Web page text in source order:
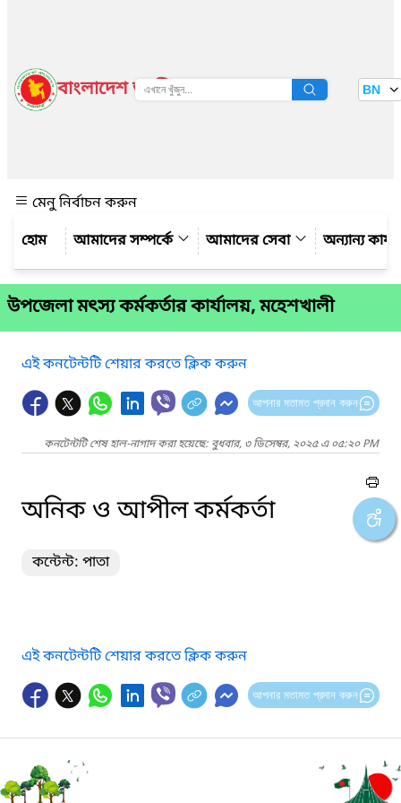
বাংলাদেশ জাতীয় তথ্য বাতায়ন BN
মেনু নির্বাচন করুন
আমাদের সম্পর্কে
আমাদের সেবা অন্যান্য
উপজেলা মৎস্য কর্মকর্তার কার্যালয়, মহেশখালী
এই কনটেন্টটি শেয়ার করতে ক্লিক করুন
আপনার মতামত প্রদান করুন
কনটেন্টটি শেষ হাল-নাগাদ করা হয়েছে: বুধবার, ৩ ডিসেম্বর, ২০২৫ এ ০৫:২০ PM
অনিক ও আপীল কর্মকর্তা
কন্টেন্ট: পাতা
এই কনটেন্টটি শেয়ার করতে ক্লিক করুন
আপনার মতামত প্রদান করুন